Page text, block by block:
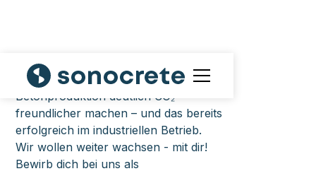
Sonocrete entwickelt Anlagen, die die
Betonproduktion deutlich CO₂-
freundlicher machen – und das bereits
erfolgreich im industriellen Betrieb.
Wir wollen weiter wachsen - mit dir!
Bewirb dich bei uns als